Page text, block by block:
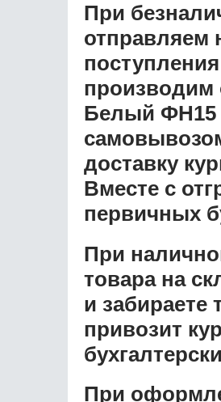
При
отправляем
производим
Белый
доставку
Вместе с
первичных
При
товара на
и забираете
привозит
При